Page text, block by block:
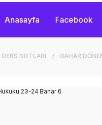
Anasayfa Facebook
NOTLARI BAHAR